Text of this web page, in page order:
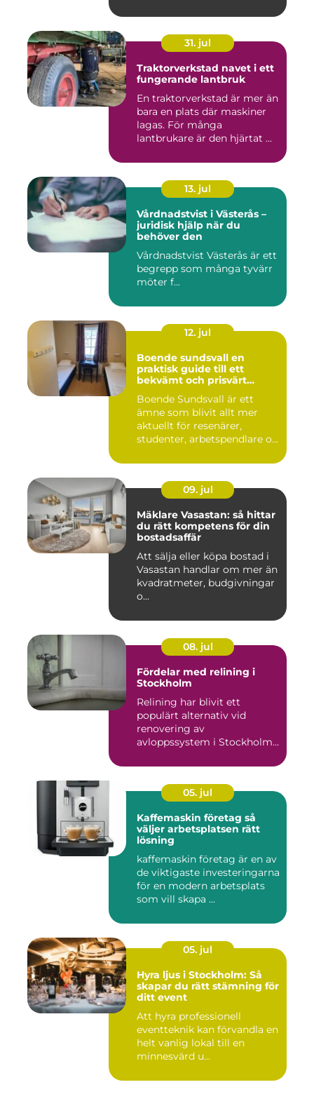
31. jul
Traktorverkstad navet i ett
fungerande lantbruk
En traktorverkstad är mer än
bara en plats där maskiner
lagas. För många
lantbrukare är den hjärtat ...
13. jul
Vårdnadstvist i Västerås –
juridisk hjälp när du
behöver den
Vårdnadstvist Västerås är ett
begrepp som många tyvärr
möter f...
12. jul
Boende sundsvall en
praktisk guide till ett
bekvämt och prisvärt
Boende Sundsvall är ett
ämne som blivit allt mer
aktuellt för resenärer,
studenter, arbetspendlare o...
09. jul
Mäklare Vasastan: så hittar
du rätt kompetens för din
bostadsaffär
Att sälja eller köpa bostad i
Vasastan handlar om mer än
kvadratmeter, budgivningar
o...
08. jul
Fördelar med relining i
Stockholm
Relining har blivit ett
populärt alternativ vid
renovering av
avloppssystem i Stockholm.
05. jul
Kaffemaskin företag så
väljer arbetsplatsen rätt
lösning
kaffemaskin företag är en av
de viktigaste investeringarna
för en modern arbetsplats
som vill skapa ...
05. jul
Hyra ljus i Stockholm: Så
skapar du rätt stämning för
ditt event
Att hyra professionell
eventteknik kan förvandla en
helt vanlig lokal till en
minnesvärd u...